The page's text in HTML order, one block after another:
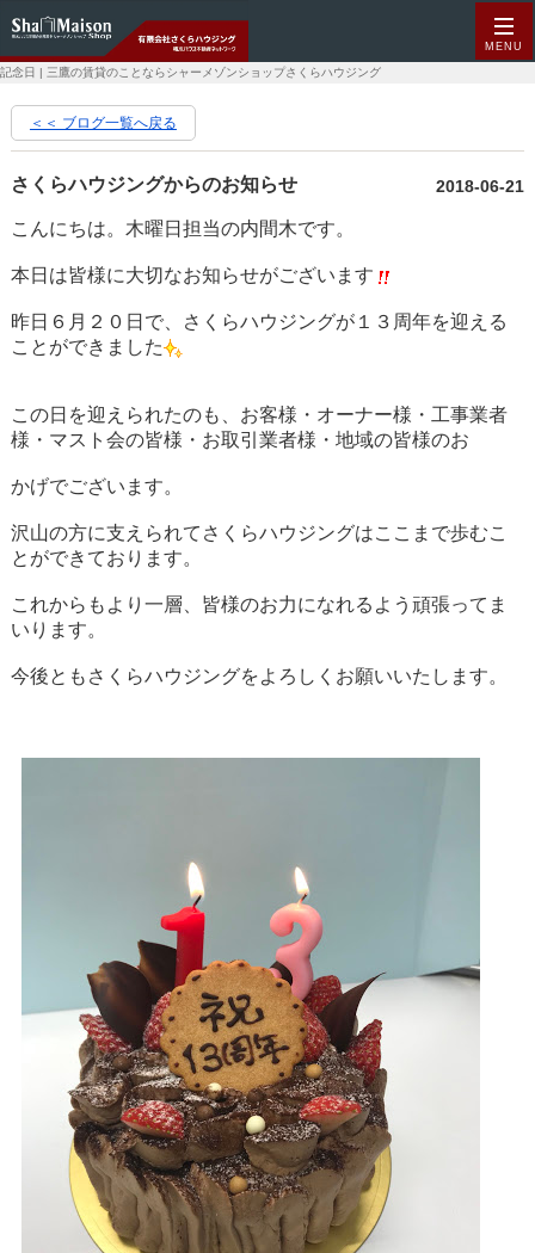
MENU
記念日 | 三鷹の賃貸のことならシャーメゾンショップさくらハウジング
＜＜ ブログ一覧へ戻る
さくらハウジングからのお知らせ 2018-06-21
こんにちは。木曜日担当の内間木です。
本日は皆様に大切なお知らせがございます
昨日６月２０日で、さくらハウジングが１３周年を迎える
ことができました
この日を迎えられたのも、お客様・オーナー様・工事業者
様・マスト会の皆様・お取引業者様・地域の皆様のお
かげでございます。
沢山の方に支えられてさくらハウジングはここまで歩むこ
とができております。
これからもより一層、皆様のお力になれるよう頑張ってま
いります。
今後ともさくらハウジングをよろしくお願いいたします。